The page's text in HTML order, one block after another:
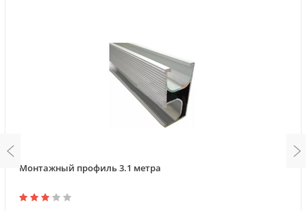
Монтажный профиль 3.1 метра